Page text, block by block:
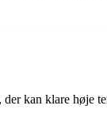
kan klare høje